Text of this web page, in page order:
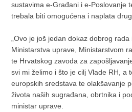
sustavima e-Građani i e-Poslovanje
trebala biti omogućena i naplata
„Ovo je još jedan dokaz dobrog
Ministarstva uprave, Ministarstvom
te Hrvatskog zavoda za
svi mi želimo i što je cilj Vlade RH, a
europskih sredstava te olakšavanje
života naših sugrađana, obrtnika i
ministar uprave.